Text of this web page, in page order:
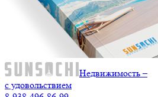
Недвижимость –
с удовольствием